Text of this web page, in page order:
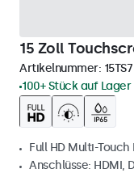
15 Zoll
Artikelnummer: 15TS7
100+ Stück auf Lager
Full HD Multi-Touch
Anschlüsse: HDMI,